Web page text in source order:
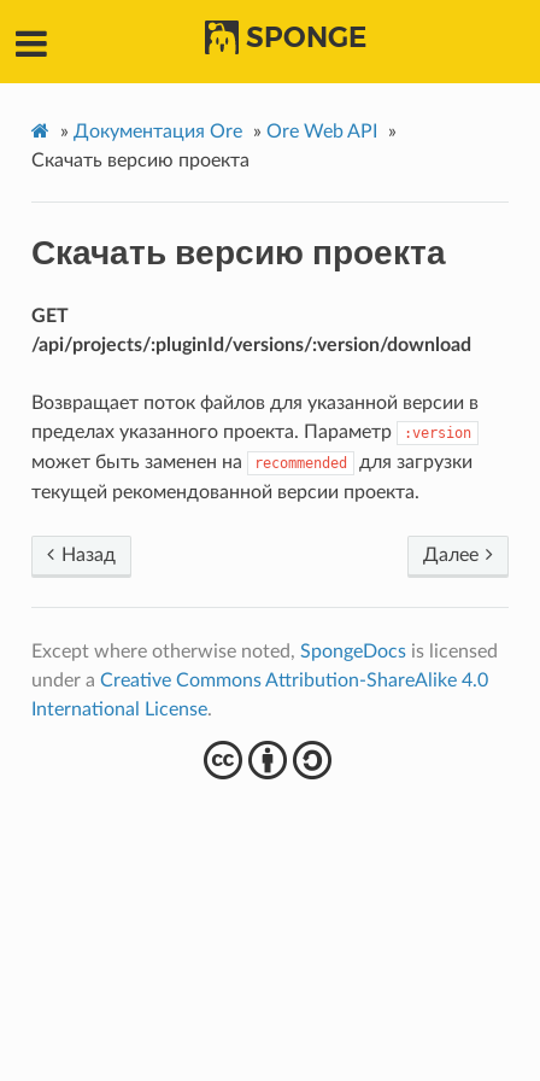
SPONGE
» Документация Ore » Ore Web API
»
Скачать версию проекта
Скачать версию проекта
GET
/api/projects/:pluginId/versions/:version/download
Возвращает поток файлов для указанной версии в
пределах указанного проекта. Параметр
:version
может быть заменен на recommended
для загрузки
текущей рекомендованной версии проекта.
Далее
Назад
Except where otherwise noted, SpongeDocsis licensed
under a Creative Commons Attribution-ShareAlike 4.0
International License.
cba